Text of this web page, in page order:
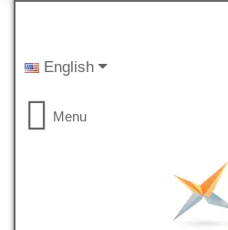
English
Menu